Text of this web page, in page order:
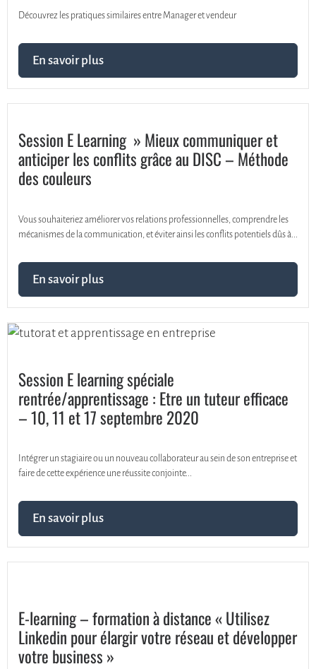
Découvrez les pratiques similaires entre Manager et vendeur
En savoir plus
Session E Learning » Mieux communiquer et
anticiper les conflits grâce au DISC – Méthode
des couleurs
Vous souhaiteriez améliorer vos relations professionnelles, comprendre les
mécanismes de la communication, et éviter ainsi les conflits potentiels dûs à...
En savoir plus
Session E learning spéciale
rentrée/apprentissage : Etre un tuteur efficace
– 10, 11 et 17 septembre 2020
Intégrer un stagiaire ou un nouveau collaborateur au sein de son entreprise et
faire de cette expérience une réussite conjointe...
En savoir plus
E-learning – formation à distance « Utilisez
Linkedin pour élargir votre réseau et développer
votre business »